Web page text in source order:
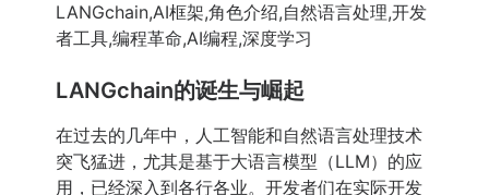
LANGchain,AI框架,角色介绍,自然语言处理,开发
者工具,编程革命,AI编程,深度学习
LANGchain的诞生与崛起
在过去的几年中，人工智能和自然语言处理技术
突飞猛进，尤其是基于大语言模型（LLM）的应
用，已经深入到各行各业。开发者们在实际开发